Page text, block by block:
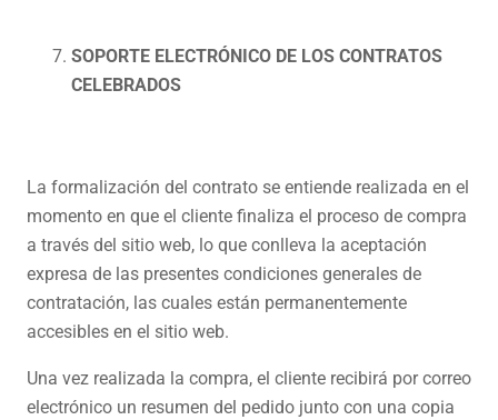
SOPORTE ELECTRÓNICO DE LOS CONTRATOS
CELEBRADOS
La formalización del contrato se entiende realizada en el
momento en que el cliente finaliza el proceso de compra
a través del sitio web, lo que conlleva la aceptación
expresa de las presentes condiciones generales de
contratación, las cuales están permanentemente
accesibles en el sitio web.
Una vez realizada la compra, el cliente recibirá por correo
electrónico un resumen del pedido junto con una copia